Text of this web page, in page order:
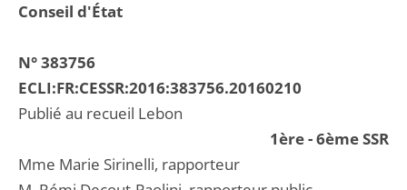
Conseil d'État
N° 383756
ECLI:FR:CESSR:2016:383756.20160210
Publié au recueil Lebon
1ère - 6ème SSR
Mme Marie Sirinelli, rapporteur